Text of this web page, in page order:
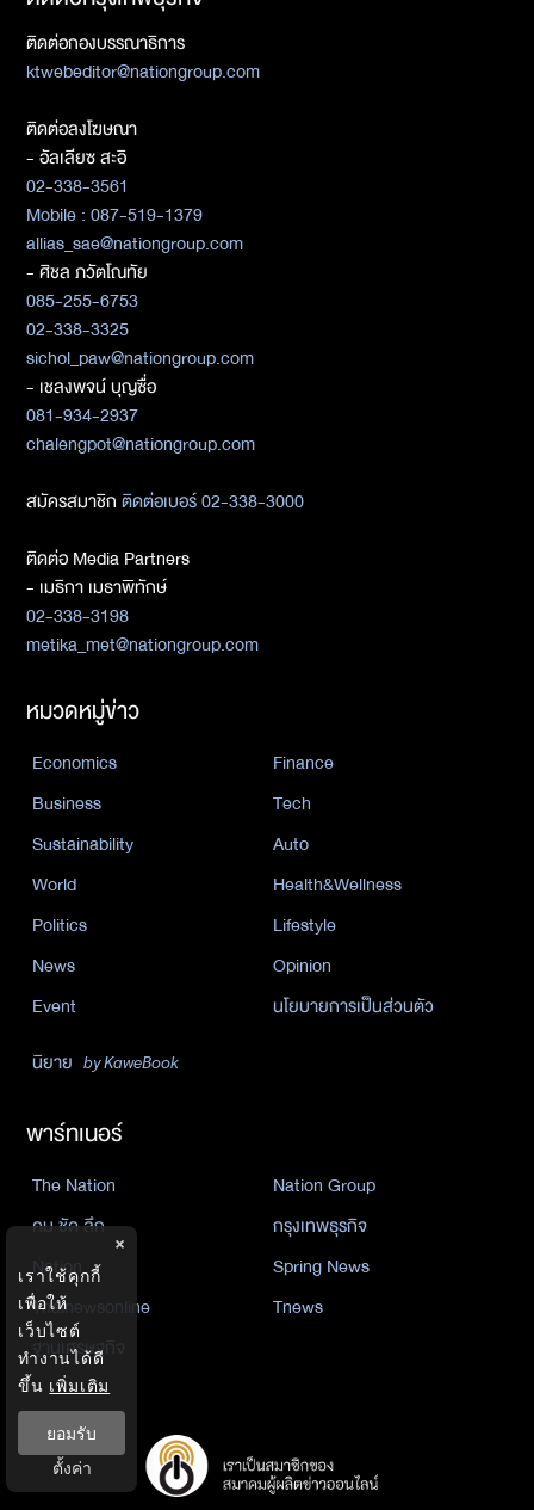
ติดต่อกองบรรณาธิการ
ktwebeditor@nationgroup.com
ติดต่อลงโฆษณา
- อัลเลียซ สะอิ
02-338-3561
Mobile : 087-519-1379
allias_sae@nationgroup.com
- ศิชล ภวัตโณทัย
085-255-6753
02-338-3325
sichol_paw@nationgroup.com
- เชลงพจน์ บุญซื่อ
081-934-2937
chalengpot@nationgroup.com
สมัครสมาชิกติดต่อเบอร์ 02-338-3000
ติดต่อ Media Partners
- เมธิกา เมธาพิทักษ์
02-338-3198
metika_met@nationgroup.com
หมวดหมู่ข่าว
Economics
Finance
Business
Tech
Sustainability
Auto
World
Health&Wellness
Politics
Lifestyle
News
Opinion
Event
นโยบายการเป็นส่วนตัว
นิยาย by KaweBook
พาร์ทเนอร์
The Nation
Nation Group
คม ชัด ลึก
กรุงเทพธุรกิจ
Nation
Spring News
Thainewsonline
Tnews
ฐานเศรษฐกิจ
×
เราใช้คุกกี้
เพื่อให้
เว็บไซต์
ทำงานได้ดี
ขึ้น เพิ่มเติม
ยอมรับ
ตั้งค่า